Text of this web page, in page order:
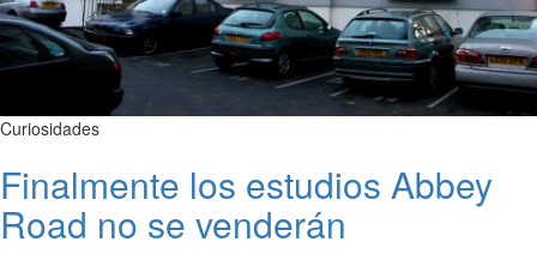
Curiosidades
Finalmente los estudios Abbey
Road no se venderán